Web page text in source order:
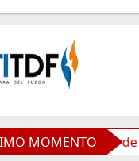
MOMENTO
Ley de Tierras: